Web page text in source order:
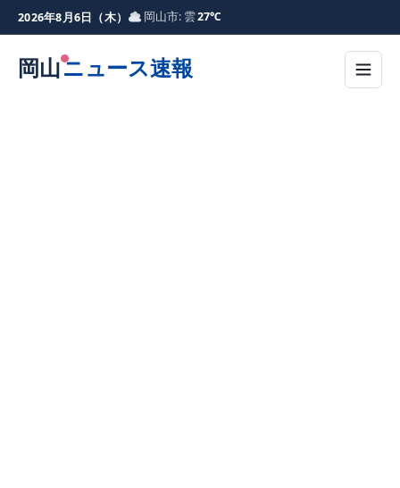
2026年8月6日（木） 岡山市: 雲27℃
岡山ニュース速報